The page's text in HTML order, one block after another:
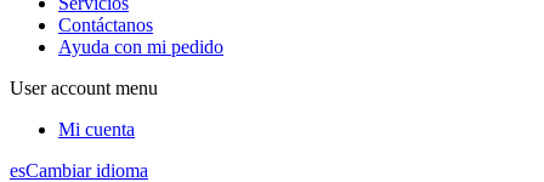
Contáctanos
Ayuda con mi pedido
User account menu
Mi cuenta
esCambiar idioma